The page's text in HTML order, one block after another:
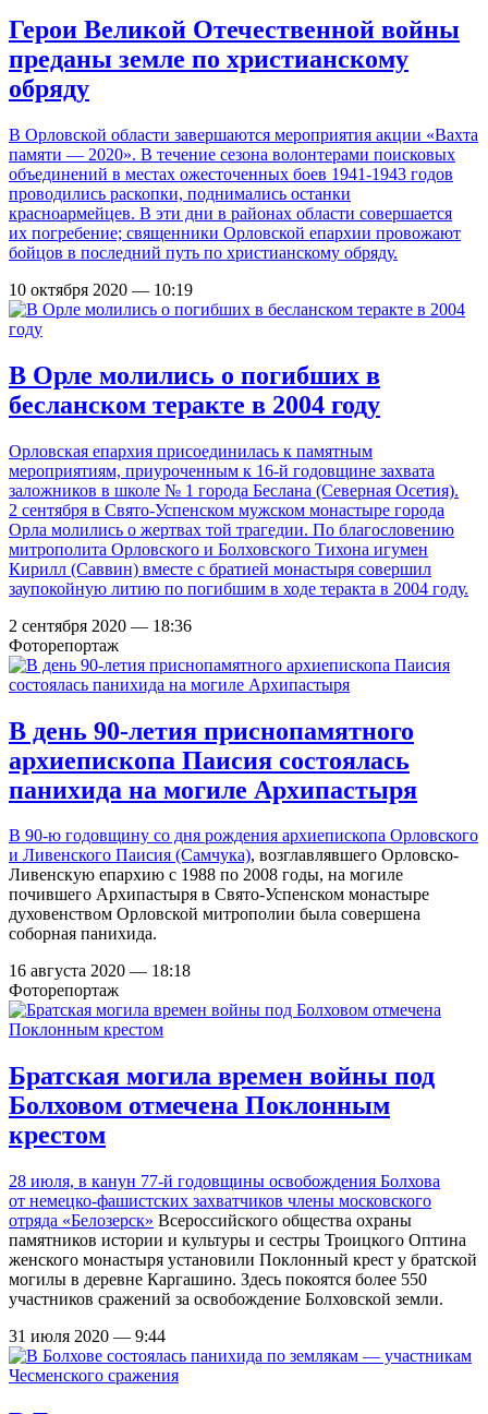
Герои Великой Отечественной войны
преданы земле по христианскому
обряду
В Орловской области завершаются мероприятия акции «Вахта
памяти — 2020». В течение сезона волонтерами поисковых
объединений в местах ожесточенных боев 1941-1943 годов
проводились раскопки, поднимались останки
красноармейцев. В эти дни в районах области совершается
их погребение; священники Орловской епархии провожают
бойцов в последний путь по христианскому обряду.
10 октября 2020 — 10:19
В Орле молились о погибших в
бесланском теракте в 2004 году
Орловская епархия присоединилась к памятным
мероприятиям, приуроченным к 16-й годовщине захвата
заложников в школе № 1 города Беслана (Северная Осетия).
2 сентября в Свято-Успенском мужском монастыре города
Орла молились о жертвах той трагедии. По благословению
митрополита Орловского и Болховского Тихона игумен
Кирилл (Саввин) вместе с братией монастыря совершил
заупокойную литию по погибшим в ходе теракта в 2004 году.
2 сентября 2020 — 18:36
Фоторепортаж
В день 90-летия приснопамятного
архиепископа Паисия состоялась
панихида на могиле Архипастыря
В 90-ю годовщину со дня рождения архиепископа Орловского
и Ливенского Паисия (Самчука), возглавлявшего Орловско-
Ливенскую епархию с 1988 по 2008 годы, на могиле
почившего Архипастыря в Свято-Успенском монастыре
духовенством Орловской митрополии была совершена
соборная панихида.
16 августа 2020 — 18:18
Фоторепортаж
Братская могила времен войны под
Болховом отмечена Поклонным
крестом
28 июля, в канун 77-й годовщины освобождения Болхова
от немецко-фашистских захватчиков члены московского
отряда «Белозерск» Всероссийского общества охраны
памятников истории и культуры и сестры Троицкого Оптина
женского монастыря установили Поклонный крест у братской
могилы в деревне Каргашино. Здесь покоятся более 550
участников сражений за освобождение Болховской земли.
31 июля 2020 — 9:44